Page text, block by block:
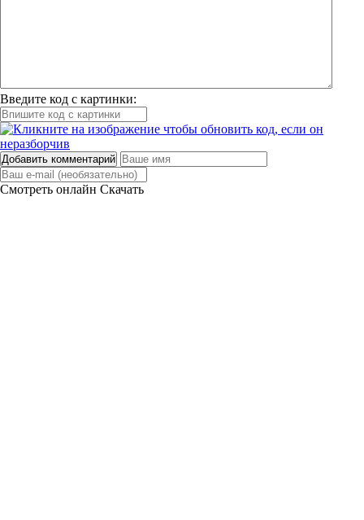
Введите код с картинки:
Добавить комментарий
Смотреть онлайн Скачать